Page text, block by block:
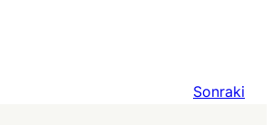
Sonraki